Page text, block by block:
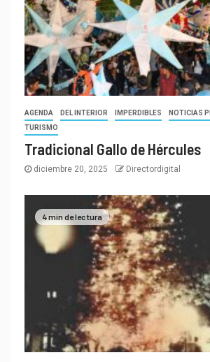
AGENDA DEL INTERIOR IMPERDIBLES
NOTICIAS
TURISMO
Tradicional Gallo de Hércules
diciembre 20, 2025 Directordigital
4 min de lectura